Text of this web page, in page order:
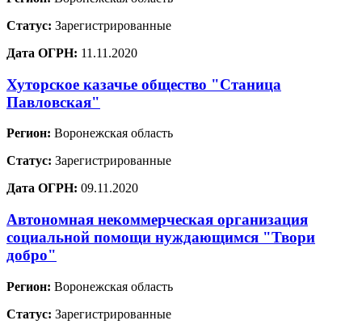
Статус: Зарегистрированные
Дата ОГРН: 11.11.2020
Хуторское казачье общество "Станица
Павловская"
Регион: Воронежская область
Статус: Зарегистрированные
Дата ОГРН: 09.11.2020
Автономная некоммерческая организация
социальной помощи нуждающимся "Твори
добро"
Регион: Воронежская область
Статус: Зарегистрированные